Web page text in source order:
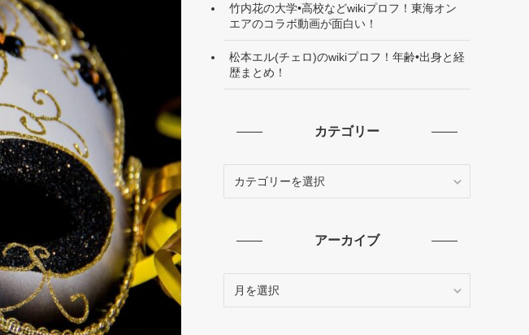
竹内花の大学•高校などwikiプロフ！東海オン
エアのコラボ動画が面白い！
松本エル(チェロ)のwikiプロフ！年齢•出身と経
歴まとめ！
カテゴリー
アーカイブ